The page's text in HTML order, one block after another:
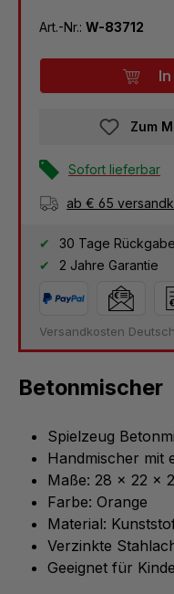
Art.-Nr.: W-83712
Zum
Sofort lieferbar
ab € 65
30 Tage
2 Jahre Garantie
Versandkosten
Betonmischer
Spielzeug
Handmischer mit
Maße: 28 x 22 x
Farbe: Orange
Material:
Verzinkte
Geeignet für